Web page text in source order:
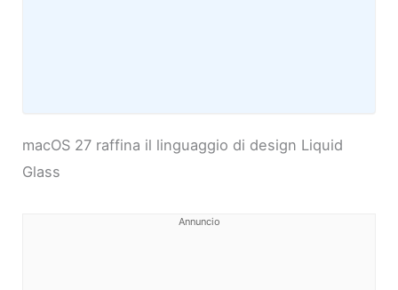
macOS 27 raffina il linguaggio di design Liquid
Glass
Annuncio